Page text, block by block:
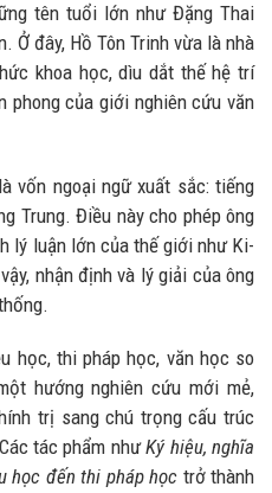
tên tuổi lớn như Đặng Thai
Ở đây, Hồ Tôn Trinh vừa là nhà
khoa học, dìu dắt thế hệ trí
phong của giới nghiên cứu văn
ngoại ngữ xuất sắc: tiếng
Trung. Điều này cho phép ông
lý luận lớn của thế giới như Ki-
nhận định và lý giải của ông
thi pháp học, văn học so
hướng nghiên cứu mới mẻ,
trị sang chú trọng cấu trúc
tác phẩm nhưKý hiệu, nghĩa
học đến thi pháp học trở thành